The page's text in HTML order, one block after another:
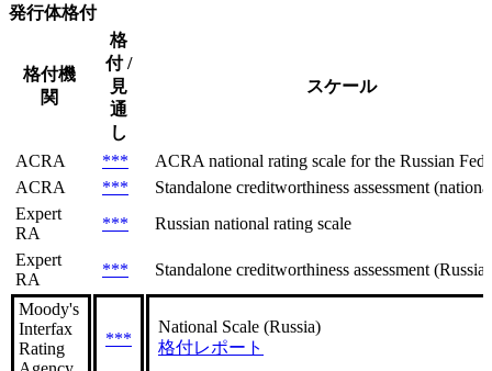
発行体格付
格付機
関
格
付 /
見
通
し
スケール
ACRA ***
ACRA national rating scale for the Russian
ACRA
***
Standalone creditworthiness assessment
Expert
RA
***
Russian national rating scale
Expert
RA
*** Standalone creditworthiness assessment
Moody's
Interfax
Rating
***
National Scale (Russia)
格付レポート